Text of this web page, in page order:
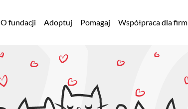
O fundacji Adoptuj Pomagaj Współpraca dla firm